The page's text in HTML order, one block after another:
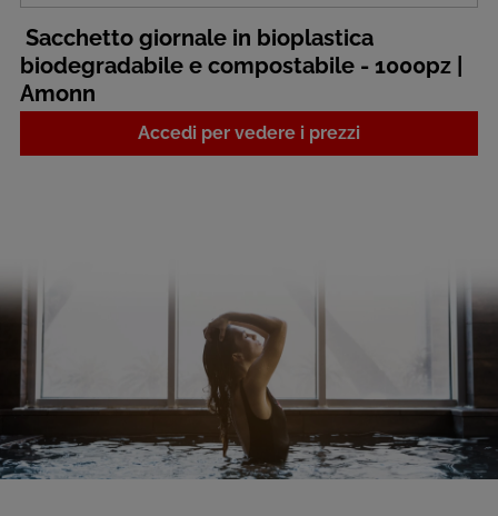
Sacchetto giornale in bioplastica
biodegradabile e compostabile - 1000pz |
Amonn
Accedi per vedere i prezzi